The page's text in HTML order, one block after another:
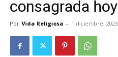
consagrada hoy
Por Vida Religiosa - 1 diciembre, 2023